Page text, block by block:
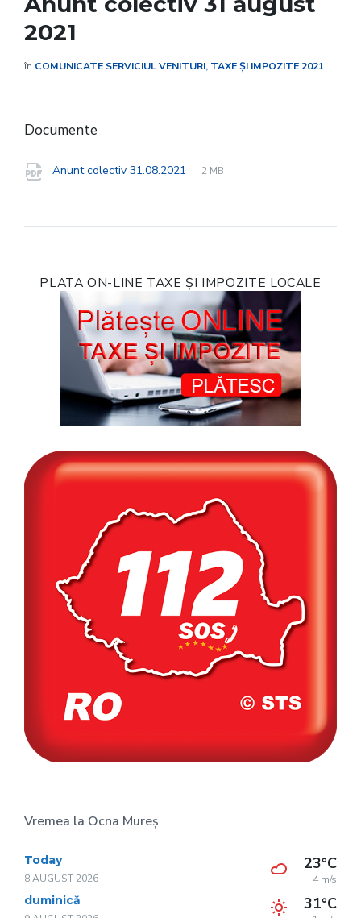
2021
în COMUNICATE SERVICIUL VENITURI, TAXE ȘI IMPOZITE 2021
Documente
Anunt colectiv 31.08.2021
File
pdf
File
2 MB
PLATA ON-LINE TAXE ȘI IMPOZITE LOCALE
Vremea la Ocna Mureș
Today
8 AUGUST 2026
23°C
4 m/s
duminică 31°C